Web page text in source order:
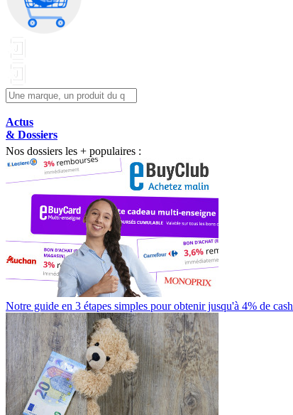
Actus
& Dossiers
Nos dossiers les + populaires :
Notre guide en 3 étapes simples pour obtenir jusqu'à 4% de